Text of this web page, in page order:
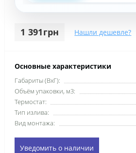
1 391грн Нашли дешевле?
Основные характеристики
Габариты (ВхГ):
Объём упаковки, м3:
Термостат:
Тип излива:
Вид монтажа:
Уведомить о наличии